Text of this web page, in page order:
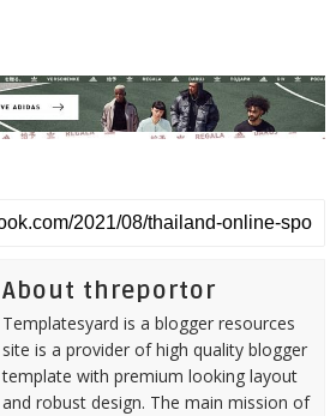
About threportor
Templatesyard is a blogger resources
site is a provider of high quality blogger
template with premium looking layout
and robust design. The main mission of